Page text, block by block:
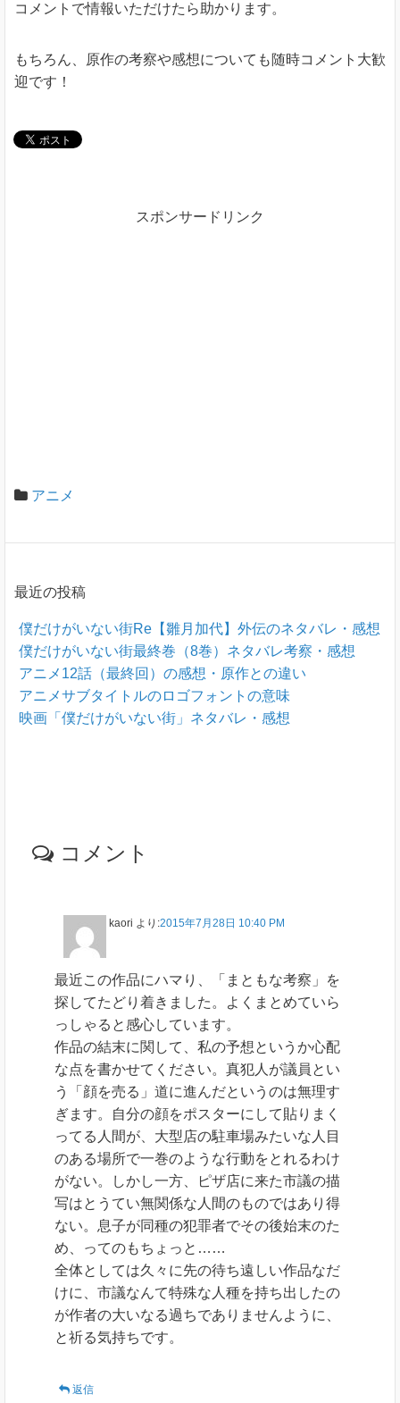
コメントで情報いただけたら助かります。
もちろん、原作の考察や感想についても随時コメント大歓
迎です！
スポンサードリンク
アニメ
最近の投稿
僕だけがいない街Re【雛月加代】外伝のネタバレ・感想
僕だけがいない街最終巻（8巻）ネタバレ考察・感想
アニメ12話（最終回）の感想・原作との違い
アニメサブタイトルのロゴフォントの意味
映画「僕だけがいない街」ネタバレ・感想
コメント
kaori より:2015年7月28日 10:40 PM
最近この作品にハマり、「まともな考察」を
探してたどり着きました。よくまとめていら
っしゃると感心しています。
作品の結末に関して、私の予想というか心配
な点を書かせてください。真犯人が議員とい
う「顔を売る」道に進んだというのは無理す
ぎます。自分の顔をポスターにして貼りまく
ってる人間が、大型店の駐車場みたいな人目
のある場所で一巻のような行動をとれるわけ
がない。しかし一方、ピザ店に来た市議の描
写はとうてい無関係な人間のものではあり得
ない。息子が同種の犯罪者でその後始末のた
め、ってのもちょっと……
全体としては久々に先の待ち遠しい作品なだ
けに、市議なんて特殊な人種を持ち出したの
が作者の大いなる過ちでありませんように、
と祈る気持ちです。
返信